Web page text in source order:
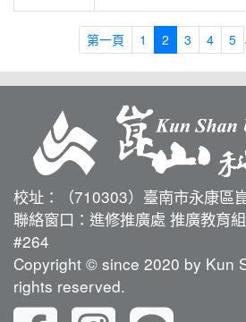
第一頁 1 2 3 4 5
校址：（710303）臺南市永康區
聯絡窗口：進修推廣處 推廣教育
#264
Copyright © since 2020 by Kun
rights reserved.